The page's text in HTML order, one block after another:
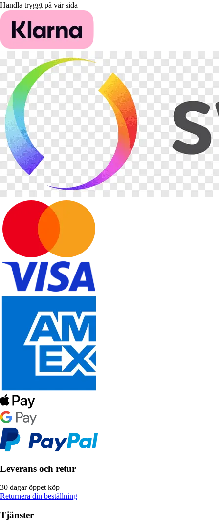
Handla tryggt på vår sida
Leverans och retur
30 dagar öppet köp
Returnera din beställning
Tjänster